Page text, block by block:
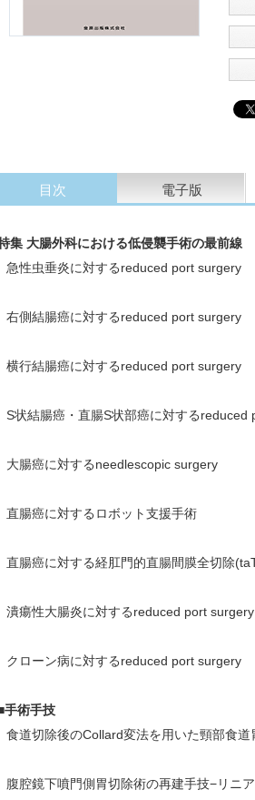
目次 電子版
集 大腸外科における低侵襲手術の最前線
急性虫垂炎に対するreduced port surgery
右側結腸癌に対するreduced port surgery
横行結腸癌に対するreduced port surgery
S状結腸癌・直腸S状部癌に対するreduced
大腸癌に対するneedlescopic surgery
直腸癌に対するロボット支援手術
直腸癌に対する経肛門的直腸間膜全切除
潰瘍性大腸炎に対するreduced port surgery
クローン病に対するreduced port surgery
手術手技
食道切除後のCollard変法を用いた頸部食
腹腔鏡下噴門側胃切除術の再建手技−リニ